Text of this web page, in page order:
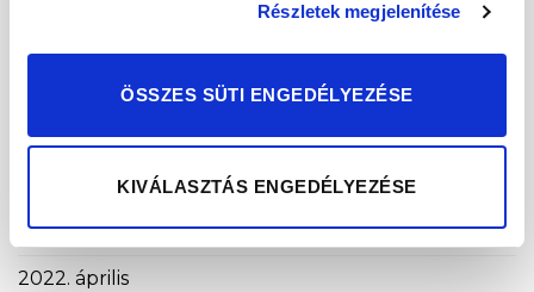
Részletek megjelenítése
ÖSSZES SÜTI ENGEDÉLYEZÉSE
KIVÁLASZTÁS ENGEDÉLYEZÉSE
2022. szeptember
2022. augusztus
2022. július
2022. június
2022. május
2022. április